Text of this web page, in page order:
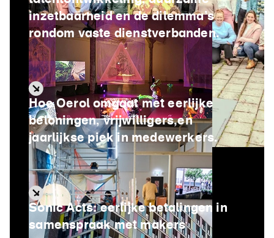
inzetbaarheid en de dilemma’s
rondom vaste dienstverbanden.
Hoe Oerol omgaat met eerlijke
beloningen, vrijwilligers,en
jaarlijkse piek in medewerkers.
Sonic Acts: eerlijke betalingen in
samenspraak met makers